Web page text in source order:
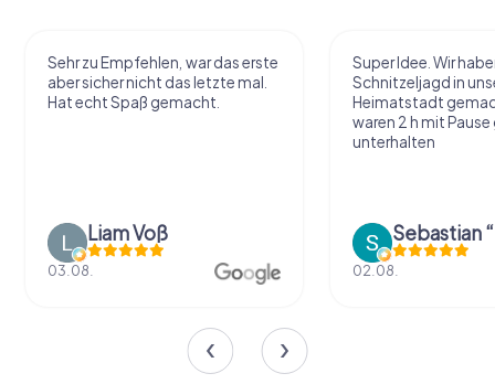
Sehr zu Empfehlen, war das erste
aber sicher nicht das letzte mal.
Hat echt Spaß gemacht.
Liam Voß
03.08.
Super Idee. Wir
Schnitzeljagd in
Heimatstadt
waren 2 h mit
unterhalten
02.08.